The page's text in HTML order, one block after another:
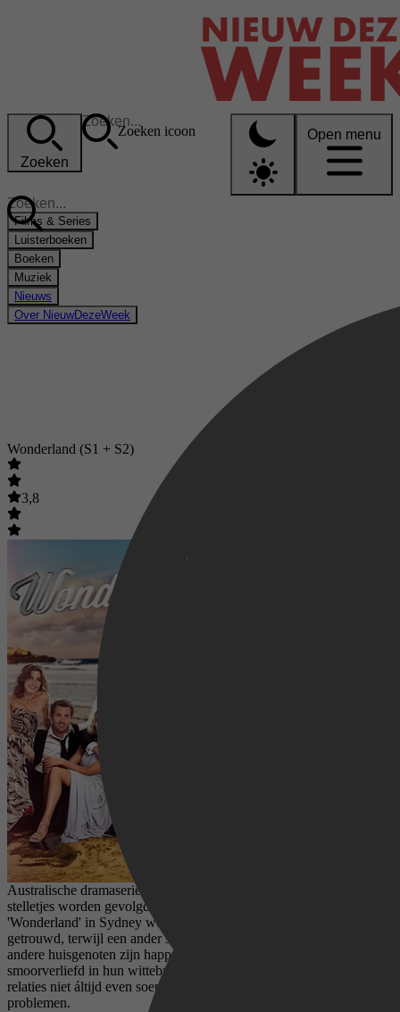
Zoeken
Zoeken icoon Open menu
Films & Series
Luisterboeken
Boeken
Muziek
Nieuws
Over NieuwDezeWeek
Wonderland (S1 + S2)
3,8
Australische dramaserie waarin de levens van vier verschillende
stelletjes worden gevolgd die allemaal in het appartementencomplex
'Wonderland' in Sydney wonen. Het ene koppel is al jaren
getrouwd, terwijl een ander stelletje pas nét bij elkaar is. Weer twee
andere huisgenoten zijn happy single en het vierde setje zit
smoorverliefd in hun wittebroodsweken. Uiteraard verlopen deze
relaties niet áltijd even soepel en spelen er de nodige onderlinge
problemen.